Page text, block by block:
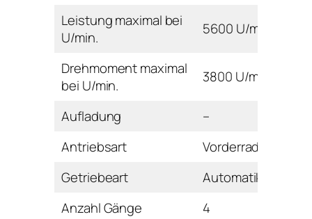
Leistung maximal bei
U/min.
5600 U/min
Drehmoment maximal
bei U/min.
3800 U/min
Aufladung
–
Antriebsart
Vorderrad
Getriebeart
Automatikgetriebe
Anzahl Gänge
4